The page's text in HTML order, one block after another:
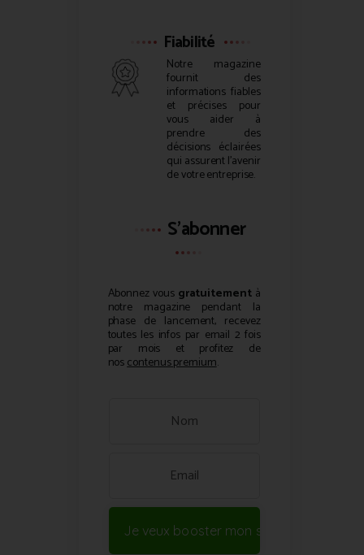
Fiabilité
Notre magazine
fournit des
informations fiables
et précises pour
vous aider à
prendre des
décisions éclairées
qui assurent l’avenir
de votre entreprise.
S'abonner
Abonnez vous gratuitementà
notre magazine pendant la
phase de lancement, recevez
toutes les infos par email 2 fois
par mois et profitez de
noscontenus premium.
Je veux booster mon site !